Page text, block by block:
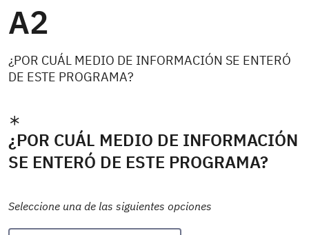
A2
¿POR CUÁL MEDIO DE INFORMACIÓN SE ENTERÓ
DE ESTE PROGRAMA?
¿POR CUÁL MEDIO DE INFORMACIÓN
SE ENTERÓ DE ESTE PROGRAMA?
Seleccione una de las siguientes opciones